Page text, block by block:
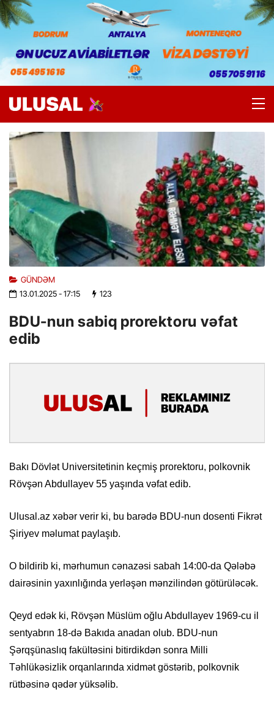
GÜNDƏM
13.01.2025- 17:15 123
BDU-nun sabiq prorektoru vəfat
edib
Bakı Dövlət Universitetinin keçmiş prorektoru, polkovnik
Rövşən Abdullayev 55 yaşında vəfat edib.
Ulusal.az xəbər verir ki, bu barədə BDU-nun dosenti Fikrət
Şiriyev məlumat paylaşıb.
O bildirib ki, mərhumun cənazəsi sabah 14:00-da Qələbə
dairəsinin yaxınlığında yerləşən mənzilindən götürüləcək.
Qeyd edək ki, Rövşən Müslüm oğlu Abdullayev 1969-cu il
sentyabrın 18-də Bakıda anadan olub. BDU-nun
Şərqşünaslıq fakültəsini bitirdikdən sonra Milli
Təhlükəsizlik orqanlarında xidmət göstərib, polkovnik
rütbəsinə qədər yüksəlib.